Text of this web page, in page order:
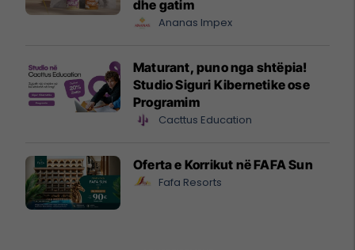
dhe gatim
Ananas Impex
Maturant, puno nga shtëpia!
Studio Siguri Kibernetike ose
Programim
Cacttus Education
Oferta e Korrikut në FAFA Sun
Fafa Resorts